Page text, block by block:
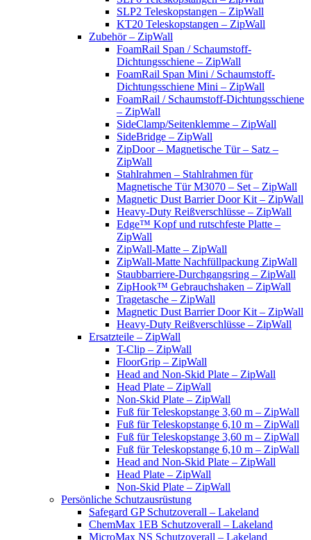
SLP2 Teleskopstangen – ZipWall
KT20 Teleskopstangen – ZipWall
Zubehör – ZipWall
FoamRail Span / Schaumstoff-
Dichtungsschiene – ZipWall
FoamRail Span Mini / Schaumstoff-
Dichtungsschiene Mini – ZipWall
FoamRail / Schaumstoff-Dichtungsschiene
– ZipWall
SideClamp/Seitenklemme – ZipWall
SideBridge – ZipWall
ZipDoor – Magnetische Tür – Satz –
ZipWall
Stahlrahmen – Stahlrahmen für
Magnetische Tür M3070 – Set – ZipWall
Magnetic Dust Barrier Door Kit – ZipWall
Heavy-Duty Reißverschlüsse – ZipWall
Edge™ Kopf und rutschfeste Platte –
ZipWall
ZipWall-Matte – ZipWall
ZipWall-Matte Nachfüllpackung ZipWall
Staubbarriere-Durchgangsring – ZipWall
ZipHook™ Gebrauchshaken – ZipWall
Tragetasche – ZipWall
Magnetic Dust Barrier Door Kit – ZipWall
Heavy-Duty Reißverschlüsse – ZipWall
Ersatzteile – ZipWall
T-Clip – ZipWall
FloorGrip – ZipWall
Head and Non-Skid Plate – ZipWall
Head Plate – ZipWall
Non-Skid Plate – ZipWall
Fuß für Teleskopstange 3,60 m – ZipWall
Fuß für Teleskopstange 6,10 m – ZipWall
Fuß für Teleskopstange 3,60 m – ZipWall
Fuß für Teleskopstange 6,10 m – ZipWall
Head and Non-Skid Plate – ZipWall
Head Plate – ZipWall
Non-Skid Plate – ZipWall
Persönliche Schutzausrüstung
Safegard GP Schutzoverall – Lakeland
ChemMax 1EB Schutzoverall – Lakeland
MicroMax NS Schutzoverall – Lakeland